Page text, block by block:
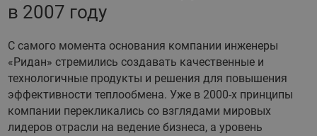
в 2007 году
С самого момента основания компании инженеры
«Ридан» стремились создавать качественные и
технологичные продукты и решения для повышения
эффективности теплообмена. Уже в 2000-х принципы
компании перекликались со взглядами мировых
лидеров отрасли на ведение бизнеса, а уровень